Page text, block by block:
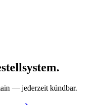
— jederzeit kündbar.